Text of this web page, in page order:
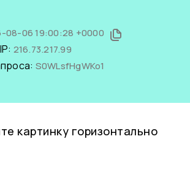
08-06 19:00:28 +0000
216.73.217.99
S0WLsfHgWKo1
картинку горизонтально